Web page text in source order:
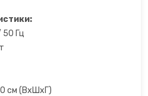
Гц
см (ВхШхГ)